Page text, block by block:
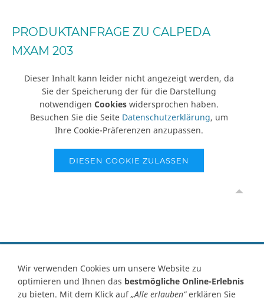
PRODUKTANFRAGE ZU CALPEDA
MXAM 203
Dieser Inhalt kann leider nicht angezeigt werden, da
Sie der Speicherung der für die Darstellung
notwendigen Cookies widersprochen haben.
Besuchen Sie die Seite Datenschutzerklärung, um
Ihre Cookie-Präferenzen anzupassen.
DIESEN COOKIE ZULASSEN
Vertrag widerrufen
Kontakt Ersatzteile-AnfrageZahlungsartenVersand
Wir verwenden Cookies um unsere Website zu
optimieren und Ihnen das bestmögliche Online-Erlebnis
zu bieten. Mit dem Klick auf„Alle erlauben“erklären Sie